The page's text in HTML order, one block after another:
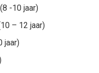
-10 jaar)
– 12 jaar)
jaar)